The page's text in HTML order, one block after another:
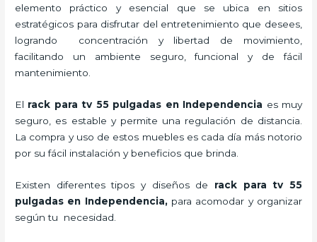
elemento práctico y esencial
que se ubica en sitios
estratégicos para disfrutar del entretenimiento que desees,
logrando concentración y libertad de movimiento,
facilitando un ambiente seguro, funcional y de fácil
mantenimiento.
El rack para tv 55 pulgadas en Independencia es muy
seguro, es estable y permite una regulación de distancia.
La compra y uso de estos muebles es cada día más notorio
por su fácil instalación y beneficios que brinda.
Existen diferentes tipos y diseños de rack para tv 55
pulgadas en Independencia,para acomodar y organizar
según tu necesidad.